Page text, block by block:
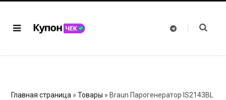
T
Главная страница » Товары » Braun Парогенератор IS2143BL